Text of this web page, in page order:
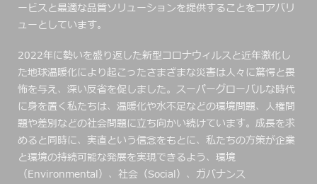
ービスと最適な品質ソリューションを提供することをコアバリ
ューとしています。
2022年に勢いを盛り返した新型コロナウィルスと近年激化し
た地球温暖化により起こったさまざまな災害は人々に驚愕と畏
怖を与え、深い反省を促しました。スーパーグローバルな時代
に身を置く私たちは、温暖化や水不足などの環境問題、人権問
題や差別などの社会問題に立ち向かい続けています。成長を求
めると同時に、実直という信念をもとに、私たちの方策が企業
と環境の持続可能な発展を実現できるよう、環境
（Environmental）、社会（Social）、ガバナンス